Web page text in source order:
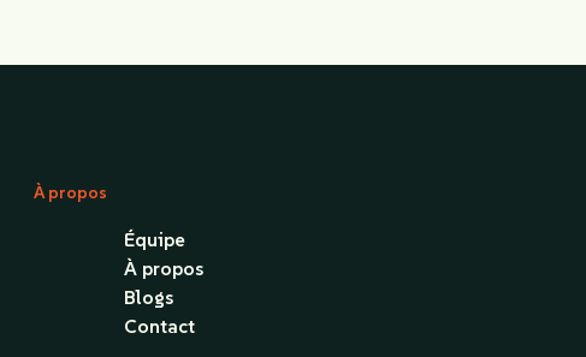
À propos
Équipe
À propos
Blogs
Contact